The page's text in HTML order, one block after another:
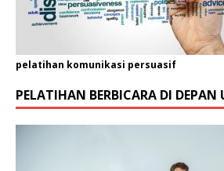
i
*
pelatihan komunikasi persuasif
PELATIHAN BERBICARA DI DEPAN